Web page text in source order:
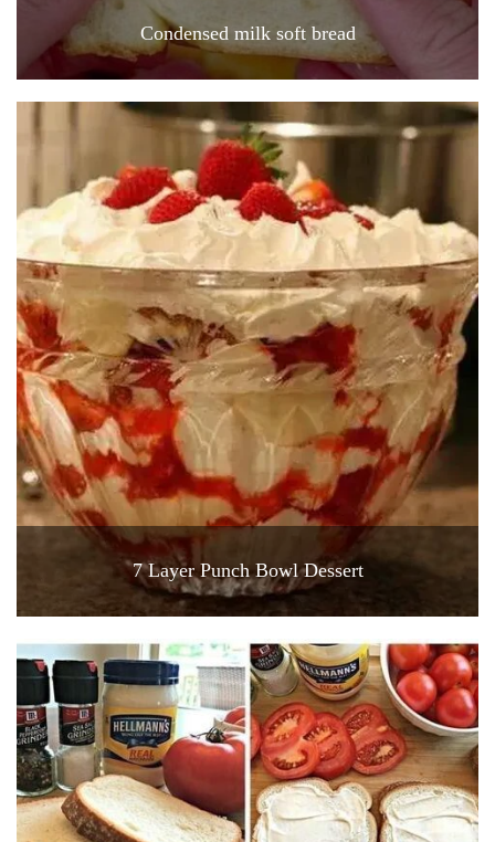
Condensed milk soft bread
7 Layer Punch Bowl Dessert